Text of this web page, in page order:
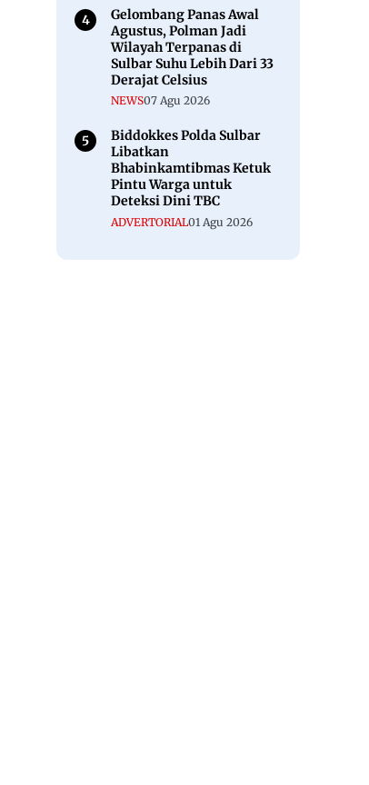
Gelombang Panas Awal
Agustus, Polman Jadi
Wilayah Terpanas di
Sulbar Suhu Lebih Dari 33
Derajat Celsius
NEWS07 Agu 2026
Biddokkes Polda Sulbar
Libatkan
Bhabinkamtibmas Ketuk
Pintu Warga untuk
Deteksi Dini TBC
ADVERTORIAL01 Agu 2026